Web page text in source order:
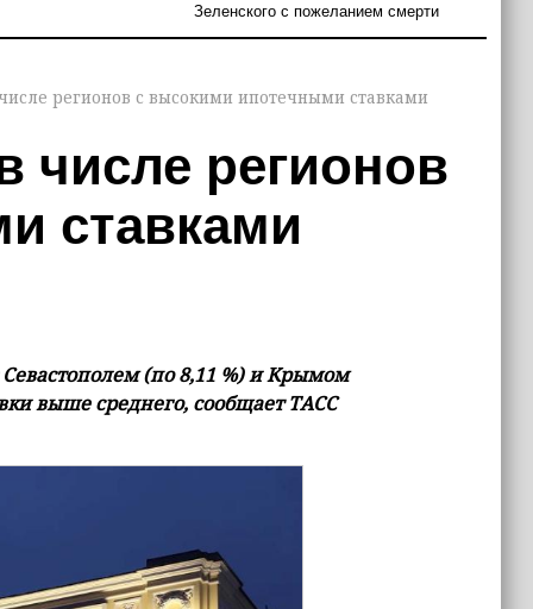
Зеленского с пожеланием смерти
регионов с высокими ипотечными ставками
числе регионов
ставками
(по 8,11 %) и Крымом
выше среднего, сообщает ТАСС